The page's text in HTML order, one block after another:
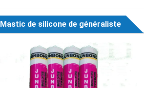
Mastic de silicone de généraliste